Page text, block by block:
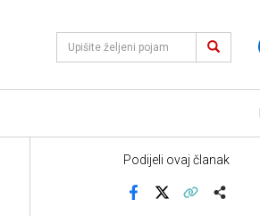
Podijeli ovaj članak